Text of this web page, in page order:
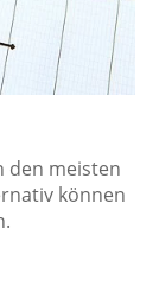
den meisten
können